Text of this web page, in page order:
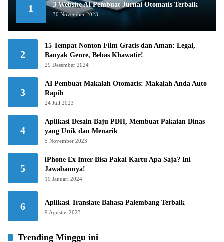
1 3 Website AI Pembuat Jurnal Otomatis Terbaik
30 November 2023
2
15 Tempat Nonton Film Gratis dan Aman: Legal,
Banyak Genre, Bebas Khawatir!
29 Desember 2024
3
AI Pembuat Makalah Otomatis: Makalah Anda Auto
Rapih
24 Juli 2023
4
Aplikasi Desain Baju PDH, Membuat Pakaian Dinas
yang Unik dan Menarik
5 November 2023
5
iPhone Ex Inter Bisa Pakai Kartu Apa Saja? Ini
Jawabannya!
19 Januari 2024
6 Aplikasi Translate Bahasa Palembang Terbaik
9 Agustus 2023
Trending Minggu ini